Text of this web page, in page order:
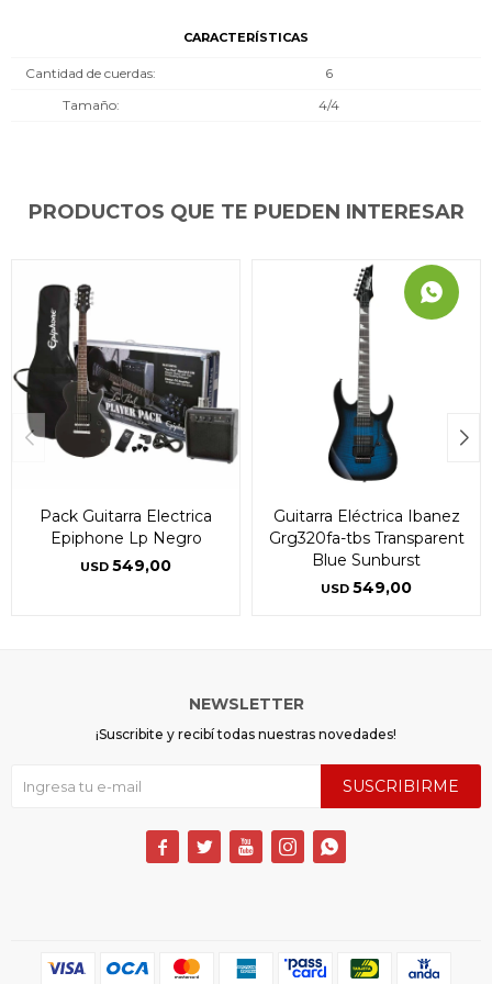
CARACTERÍSTICAS
Cantidad de cuerdas
6
Tamaño
4/4
PRODUCTOS QUE TE PUEDEN INTERESAR
Pack Guitarra Electrica
Epiphone Lp Negro
USD 549,00
Guitarra Eléctrica Ibanez
Grg320fa-tbs Transparent
Blue Sunburst
USD 549,00
NEWSLETTER
¡Suscribite y recibí todas nuestras novedades!
SUSCRIBIRME
    